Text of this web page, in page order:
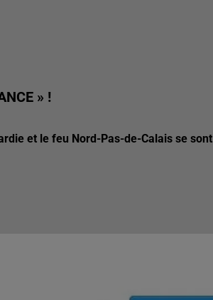
» !
et le feu Nord-Pas-de-Calais se sont